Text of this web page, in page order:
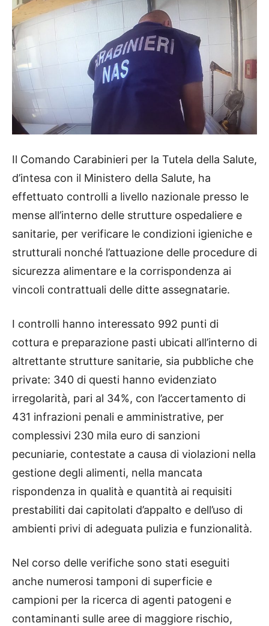
Il Comando Carabinieri per la Tutela della Salute,
d’intesa con il Ministero della Salute, ha
effettuato controlli a livello nazionale presso le
mense all’interno delle strutture ospedaliere e
sanitarie, per verificare le condizioni igieniche e
strutturali nonché l’attuazione delle procedure di
sicurezza alimentare e la corrispondenza ai
vincoli contrattuali delle ditte assegnatarie.
I controlli hanno interessato 992 punti di
cottura e preparazione pasti ubicati all’interno di
altrettante strutture sanitarie, sia pubbliche che
private: 340 di questi hanno evidenziato
irregolarità, pari al 34%, con l’accertamento di
431 infrazioni penali e amministrative, per
complessivi 230 mila euro di sanzioni
pecuniarie, contestate a causa di violazioni nella
gestione degli alimenti, nella mancata
rispondenza in qualità e quantità ai requisiti
prestabiliti dai capitolati d’appalto e dell’uso di
ambienti privi di adeguata pulizia e funzionalità.
Nel corso delle verifiche sono stati eseguiti
anche numerosi tamponi di superficie e
campioni per la ricerca di agenti patogeni e
contaminanti sulle aree di maggiore rischio,